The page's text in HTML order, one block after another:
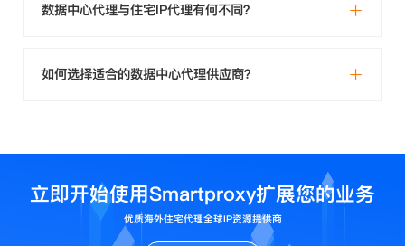
数据中心代理与住宅IP代理有何不同？
如何选择适合的数据中心代理供应商？
立即开始使用Smartproxy扩展您的业务
优质海外住宅代理全球IP资源提供商